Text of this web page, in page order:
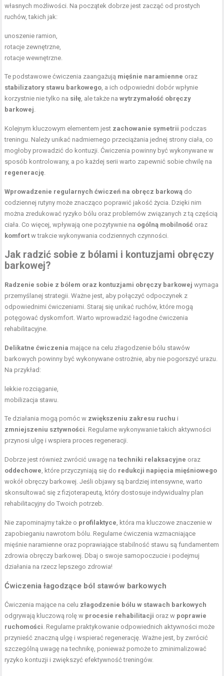
własnych możliwości. Na początek dobrze jest zacząć od prostych
ruchów, takich jak:
unoszenie ramion,
rotacje zewnętrzne,
rotacje wewnętrzne.
Te podstawowe ćwiczenia zaangażują mięśnie naramienne oraz
stabilizatory stawu barkowego, a ich odpowiedni dobór wpłynie
korzystnie nie tylko na siłę, ale także nawytrzymałość obręczy
barkowej.
Kolejnym kluczowym elementem jest zachowanie symetrii podczas
treningu. Należy unikać nadmiernego przeciążania jednej strony ciała, co
mogłoby prowadzić do kontuzji. Ćwiczenia powinny być wykonywane w
sposób kontrolowany, a po każdej serii warto zapewnić sobie chwilę na
regenerację.
Wprowadzenie regularnych ćwiczeń na obręcz barkową do
codziennej rutyny może znacząco poprawić jakość życia. Dzięki nim
można zredukować ryzyko bólu oraz problemów związanych z tą częścią
ciała. Co więcej, wpływają one pozytywnie na ogólną mobilność oraz
komfort w trakcie wykonywania codziennych czynności.
Jak radzić sobie z bólami i kontuzjami obręczy
barkowej?
Radzenie sobie z bólem oraz kontuzjami obręczy barkowej wymaga
przemyślanej strategii. Ważne jest, aby połączyć odpoczynek z
odpowiednimi ćwiczeniami. Staraj się unikać ruchów, które mogą
potęgować dyskomfort. Warto wprowadzić łagodne ćwiczenia
rehabilitacyjne.
Delikatne ćwiczenia mające na celu złagodzenie bólu stawów
barkowych powinny być wykonywane ostrożnie, aby nie pogorszyć urazu.
Na przykład:
lekkie rozciąganie,
mobilizacja stawu.
Te działania mogą pomóc w zwiększeniu zakresu ruchu i
zmniejszeniu sztywności. Regularne wykonywanie takich aktywności
przynosi ulgę i wspiera proces regeneracji.
Dobrze jest również zwrócić uwagę natechniki relaksacyjne oraz
oddechowe, które przyczyniają się do redukcji napięcia mięśniowego
wokół obręczy barkowej. Jeśli objawy są bardziej intensywne, warto
skonsultować się z fizjoterapeutą, który dostosuje indywidualny plan
rehabilitacyjny do Twoich potrzeb.
Nie zapominajmy także o profilaktyce, która ma kluczowe znaczenie w
zapobieganiu nawrotom bólu. Regularnećwiczenia wzmacniające
mięśnie naramienne oraz poprawiające stabilność stawu są fundamentem
zdrowia obręczy barkowej. Dbaj o swoje samopoczucie i podejmuj
działania na rzecz lepszego zdrowia!
Ćwiczenia łagodzące ból stawów barkowych
Ćwiczenia mające na celu złagodzenie bólu w stawach barkowych
odgrywają kluczową rolę w procesie rehabilitacji oraz w poprawie
ruchomości. Regularne praktykowanie odpowiednich aktywności może
przynieść znaczną ulgę i wspierać regenerację. Ważne jest, by zwrócić
szczególną uwagę na technikę, ponieważ pomoże to zminimalizować
ryzyko kontuzji i zwiększyć efektywność treningów.